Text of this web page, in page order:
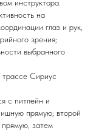
инструктора.
на
глаз и рук,
зрения;
выбранного
трассе Сириус
с питлейн и
прямую; второй
затем